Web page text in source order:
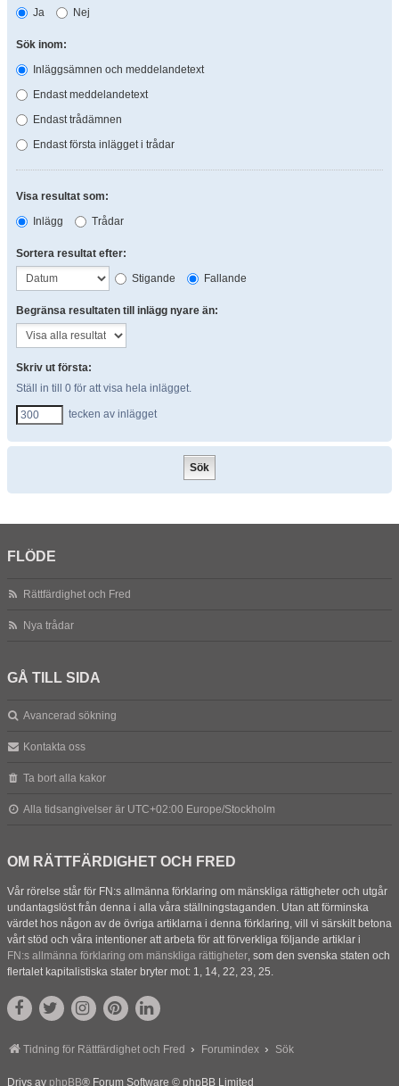
Ja
Nej
Sök inom:
Inläggsämnen och meddelandetext
Endast meddelandetext
Endast trådämnen
Endast första inlägget i trådar
Visa resultat som:
Inlägg
Trådar
Sortera resultat efter:
Stigande
Fallande
Begränsa resultaten till inlägg nyare än:
Skriv ut första:
Ställ in till 0 för att visa hela inlägget.
tecken av inlägget
FLÖDE
Rättfärdighet och Fred
Nya trådar
GÅ TILL SIDA
Avancerad sökning
Kontakta oss
Ta bort alla kakor
Alla tidsangivelser är UTC+02:00 Europe/Stockholm
OM RÄTTFÄRDIGHET OCH FRED
Vår rörelse står för FN:s allmänna förklaring om mänskliga rättigheter och utgår
undantagslöst från denna i alla våra ställningstaganden. Utan att förminska
värdet hos någon av de övriga artiklarna i denna förklaring, vill vi särskilt betona
vårt stöd och våra intentioner att arbeta för att förverkliga följande artiklar i
FN:s allmänna förklaring om mänskliga rättigheter, som den svenska staten och
flertalet kapitalistiska stater bryter mot: 1, 14, 22, 23, 25.
Tidning för Rättfärdighet och Fred Forumindex Sök
Drivs av phpBB® Forum Software © phpBB Limited